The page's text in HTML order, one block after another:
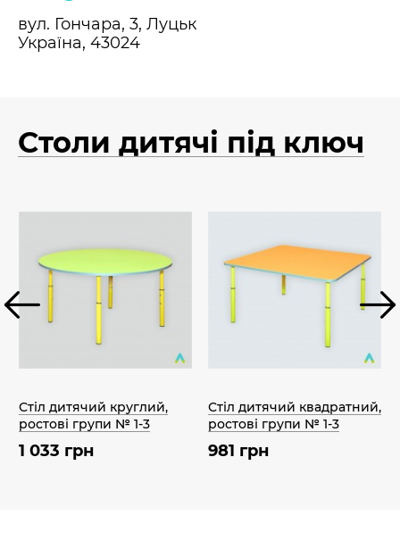
вул. Гончара, 3, Луцьк
Україна, 43024
Столи дитячі під ключ
Стіл дитячий круглий,
ростові групи № 1-3
1 033 грн
Стіл дитячий квадратний,
ростові групи № 1-3
981 грн